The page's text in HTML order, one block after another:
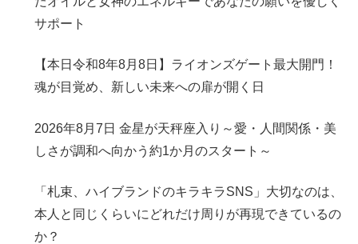
サポート
【本日令和8年8月8日】ライオンズゲート最大開門！
魂が目覚め、新しい未来への扉が開く日
2026年8月7日 金星が天秤座入り～愛・人間関係・美
しさが調和へ向かう約1か月のスタート～
「札束、ハイブランドのキラキラSNS」大切なのは、
本人と同じくらいにどれだけ周りが再現できているの
か？